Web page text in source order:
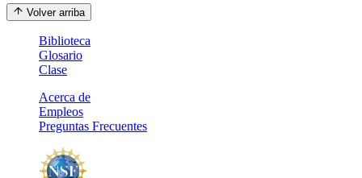
Volver arriba
Biblioteca
Glosario
Clase
Acerca de
Empleos
Preguntas Frecuentes